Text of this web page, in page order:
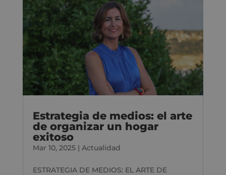
Estrategia de medios: el arte
de organizar un hogar
exitoso
Mar 10, 2025| Actualidad
ESTRATEGIA DE MEDIOS: EL ARTE DE